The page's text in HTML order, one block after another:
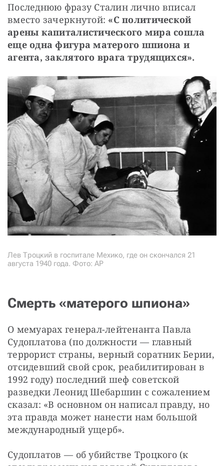
Последнюю фразу Сталин лично вписал
вместо зачеркнутой: «С политической
арены капиталистического мира сошла
еще одна фигура матерого шпиона и
агента, заклятого врага трудящихся».
Лев Троцкий в госпитале Мехико, где он скончался 21
августа 1940 года. Фото: AP
Смерть «матерого шпиона»
О мемуарах генерал-лейтенанта Павла
Судоплатова (по должности — главный
террорист страны, верный соратник Берии,
отсидевший свой срок, реабилитирован в
1992 году) последний шеф советской
разведки Леонид Шебаршин с сожалением
сказал: «В основном он написал правду, но
эта правда может нанести нам большой
международный ущерб».
Судоплатов — об убийстве Троцкого (к